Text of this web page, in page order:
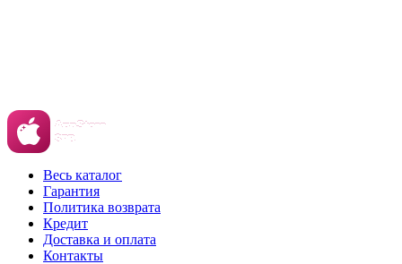
Весь каталог
Гарантия
Политика возврата
Кредит
Доставка и оплата
Контакты